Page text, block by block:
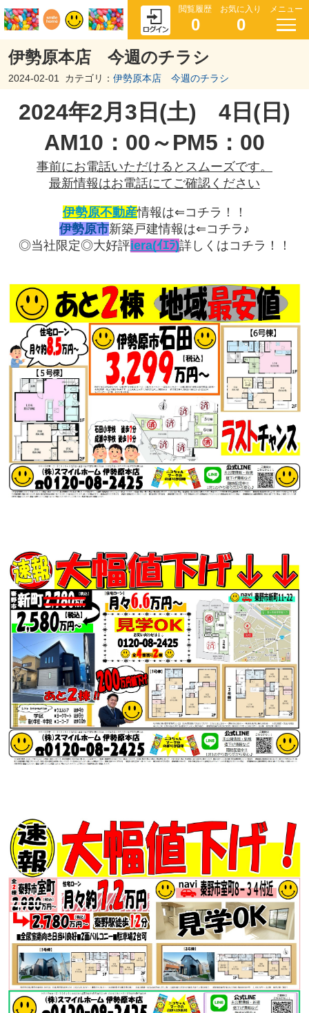
閲覧履歴
0
お気に入り
0
メニュー
伊勢原本店 今週のチラシ
2024-02-01 カテゴリ： 伊勢原本店 今週のチラシ
2024年2月3 日(土) 4 日(日)
AM10：00～PM5：00
事前にお電話いただけるとスムーズです。
最新情報はお電話にてご確認ください
伊勢原不動産情報は⇐コチラ！！
伊勢原市新築戸建情報は⇐コチラ♪
◎当社限定◎大好評iera(ｲｴﾗ)詳しくはコチラ！！